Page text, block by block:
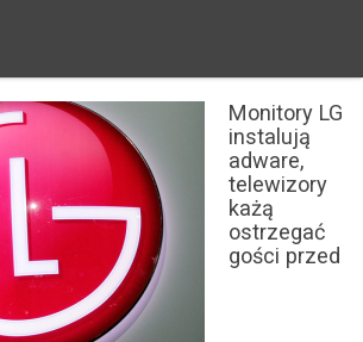
Monitory LG
instalują
adware,
telewizory
każą
ostrzegać
gości przed